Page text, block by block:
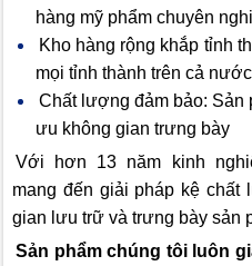
hàng mỹ phẩm chuyên
Kho hàng rộng khắp tỉnh
mọi tỉnh thành trên cả nước
Chất lượng đảm bảo: Sản
ưu không gian trưng bày
Với hơn 13 năm kinh
mang đến giải pháp kệ
gian lưu trữ và trưng bày sản
Sản phẩm chúng tôi luôn